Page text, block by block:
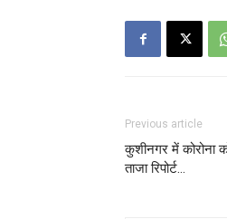
Previous article
कुशीनगर में कोरोना
ताजा रिपोर्ट…